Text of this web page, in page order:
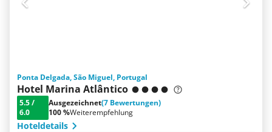
Ponta Delgada, São Miguel, Portugal
Hotel Marina Atlântico
5.5/
6.0
Ausgezeichnet(7 Bewertungen)
100 %Weiterempfehlung
Hoteldetails